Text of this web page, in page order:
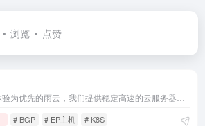
浏览 点赞
# BGP # EP主机 # K8S